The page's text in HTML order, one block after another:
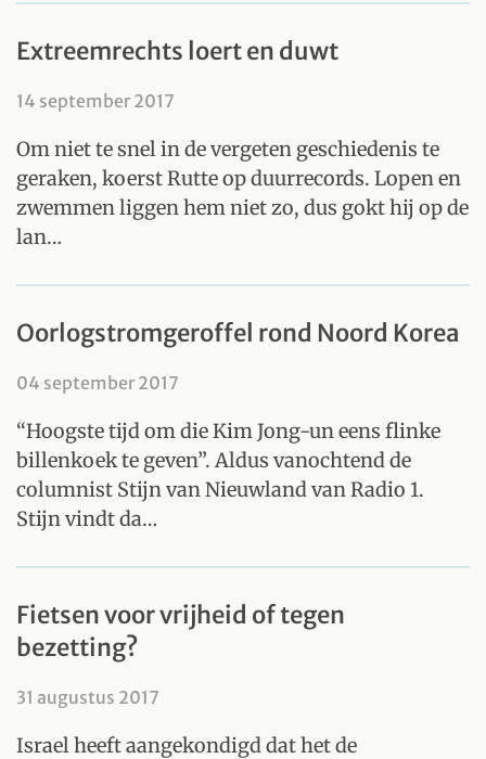
Extreemrechts loert en duwt
14 september 2017
Om niet te snel in de vergeten geschiedenis te
geraken, koerst Rutte op duurrecords. Lopen en
zwemmen liggen hem niet zo, dus gokt hij op de
lan…
Oorlogstromgeroffel rond Noord Korea
04 september 2017
“Hoogste tijd om die Kim Jong-un eens flinke
billenkoek te geven”. Aldus vanochtend de
columnist Stijn van Nieuwland van Radio 1.
Stijn vindt da…
Fietsen voor vrijheid of tegen
bezetting?
31 augustus 2017
Israel heeft aangekondigd dat het de